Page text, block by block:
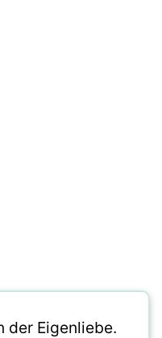
der Eigenliebe.